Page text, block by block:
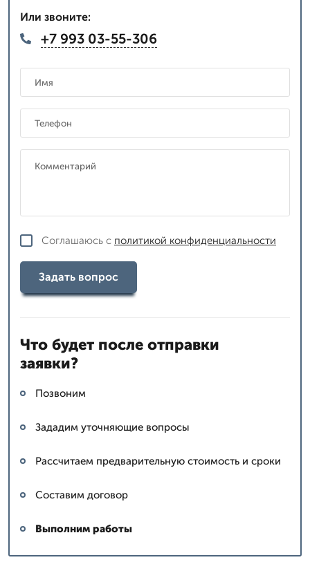
Или звоните:
+7 993 03-55-306
Соглашаюсь с политикой конфиденциальности
Задать вопрос
Что будет после отправки
заявки?
Позвоним
Зададим уточняющие вопросы
Рассчитаем предварительную стоимость и сроки
Составим договор
Выполним работы